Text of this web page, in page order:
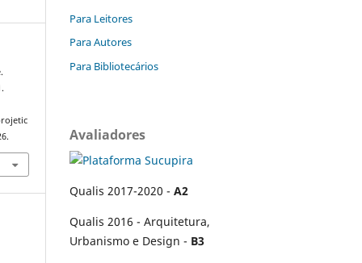
Para Leitores
Para Autores
Para Bibliotecários
Avaliadores
Qualis 2017-2020 - A2
Qualis 2016 - Arquitetura,
Urbanismo e Design - B3